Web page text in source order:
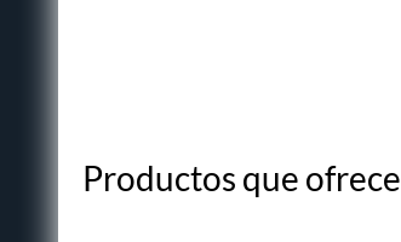
Productos que ofrece